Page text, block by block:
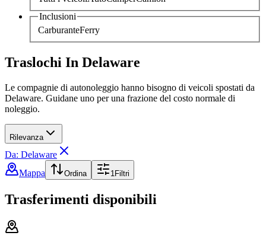
Inclusioni
CarburanteFerry
Traslochi In Delaware
Le compagnie di autonoleggio hanno bisogno di veicoli spostati da
Delaware. Guidane uno per una frazione del costo normale di
noleggio.
Rilevanza
Da: Delaware
Mappa
Ordina 1Filtri
Trasferimenti disponibili